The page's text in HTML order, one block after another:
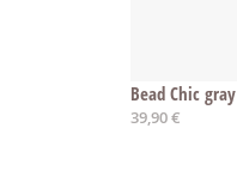
Bead Chic gray
39,90 €